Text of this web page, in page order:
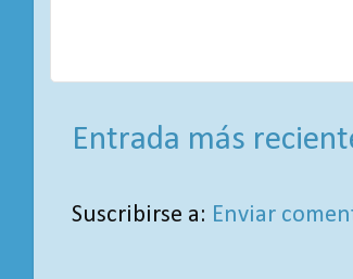
Entrada más
Suscribirse a: Enviar